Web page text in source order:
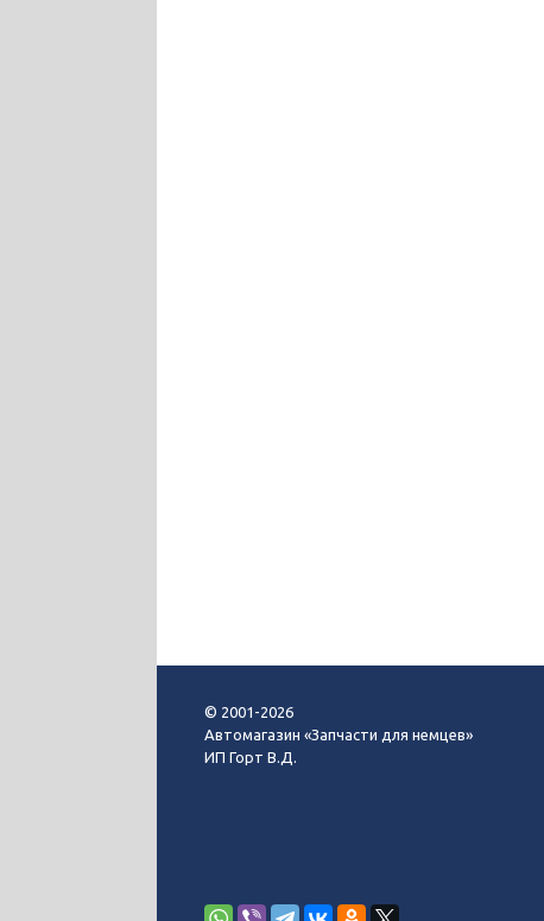
© 2001-2026
Автомагазин «Запчасти для немцев»
ИП Горт В.Д.